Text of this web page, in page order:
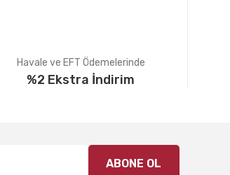
Havale ve EFT Ödemelerinde
%2 Ekstra İndirim
ABONE OL